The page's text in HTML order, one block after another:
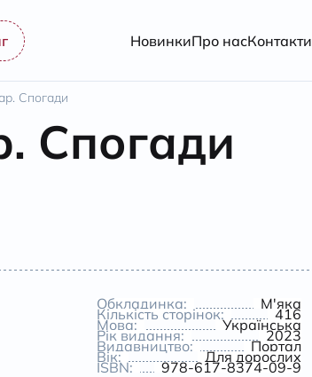
НовинкиПро насКонтакти
Спогади
Спогади
Обкладинка: М'яка
Кількість сторінок: 416
Мова: Українська
Рік видання: 2023
Видавництво: Портал
Вік: Для дорослих
ISBN: 978-617-8374-09-9